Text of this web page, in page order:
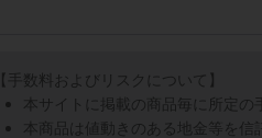
【手数料およびリスクについて】
本サイトに掲載の商品毎に所定
本商品は値動きのある地金等を